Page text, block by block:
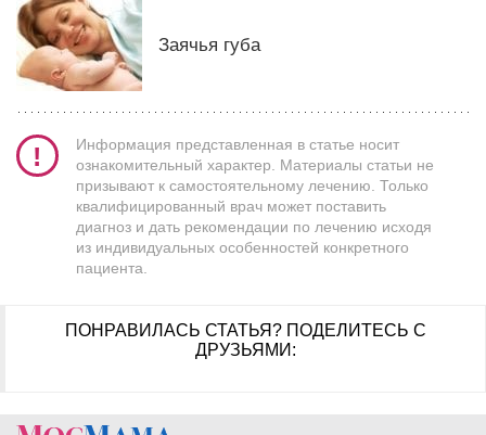
Заячья губа
Информация представленная в статье носит
ознакомительный характер. Материалы статьи не
призывают к самостоятельному лечению. Только
квалифицированный врач может поставить
диагноз и дать рекомендации по лечению исходя
из индивидуальных особенностей конкретного
пациента.
ПОНРАВИЛАСЬ СТАТЬЯ? ПОДЕЛИТЕСЬ С
ДРУЗЬЯМИ: